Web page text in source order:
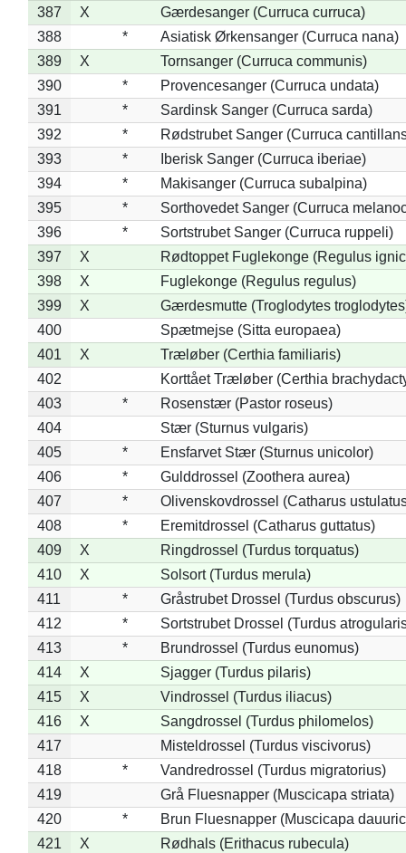
387
X
Gærdesanger (Curruca curruca)
388
*
Asiatisk Ørkensanger (Curruca nana)
389
X
Tornsanger (Curruca communis)
390
*
Provencesanger (Curruca undata)
391
*
Sardinsk Sanger (Curruca sarda)
392
*
Rødstrubet Sanger (Curruca
393
*
Iberisk Sanger (Curruca iberiae)
394
*
Makisanger (Curruca subalpina)
395
*
Sorthovedet Sanger (Curruca
396
*
Sortstrubet Sanger (Curruca ruppeli)
397
X
Rødtoppet Fuglekonge (Regulus
398
X
Fuglekonge (Regulus regulus)
399
X
Gærdesmutte (Troglodytes
400
Spætmejse (Sitta europaea)
401
X
Træløber (Certhia familiaris)
402
Korttået Træløber (Certhia
403
*
Rosenstær (Pastor roseus)
404
Stær (Sturnus vulgaris)
405
*
Ensfarvet Stær (Sturnus unicolor)
406
*
Gulddrossel (Zoothera aurea)
407
*
Olivenskovdrossel (Catharus
408
*
Eremitdrossel (Catharus guttatus)
409
X
Ringdrossel (Turdus torquatus)
410
X
Solsort (Turdus merula)
411
*
Gråstrubet Drossel (Turdus obscurus)
412
*
Sortstrubet Drossel (Turdus
413
*
Brundrossel (Turdus eunomus)
414
X
Sjagger (Turdus pilaris)
415
X
Vindrossel (Turdus iliacus)
416
X
Sangdrossel (Turdus philomelos)
417
Misteldrossel (Turdus viscivorus)
418
*
Vandredrossel (Turdus migratorius)
419
Grå Fluesnapper (Muscicapa striata)
420
*
Brun Fluesnapper (Muscicapa
421
X
Rødhals (Erithacus rubecula)